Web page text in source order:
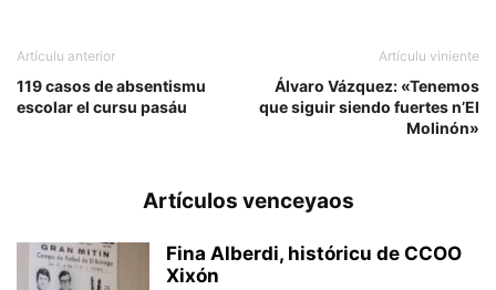
Artículu anterior
119 casos de absentismu
escolar el cursu pasáu
Artículu viniente
Álvaro Vázquez: «Tenemos
que siguir siendo fuertes n’El
Molinón»
Artículos venceyaos
Fina Alberdi, históricu de CCOO
Xixón